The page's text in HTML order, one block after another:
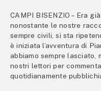
CAMPI BISENZIO – Era
nonostante le nostre
sempre civili, si sta
è iniziata l’avventura di
abbiamo sempre lasciato,
nostri lettori per
quotidianamente